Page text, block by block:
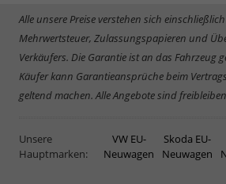
Alle unsere Preise verstehen sich
Mehrwertsteuer, Zulassungspapieren und
Verkäufers. Die Garantie ist an das Fahrzeug
Käufer kann Garantieansprüche beim
geltend machen. Alle Angebote sind
Unsere
Hauptmarken:
VW EU-
Neuwagen
Skoda EU-
Neuwagen